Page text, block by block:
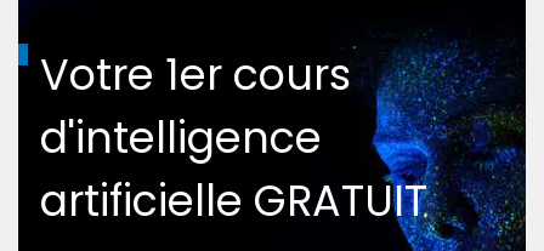
Votre 1er cours
d'intelligence
artificielle GRATUIT